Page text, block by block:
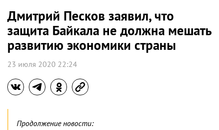
Дмитрий Песков заявил, что
защита Байкала не должна мешать
развитию экономики страны
23 июля 2020 22:24
Продолжение новости: